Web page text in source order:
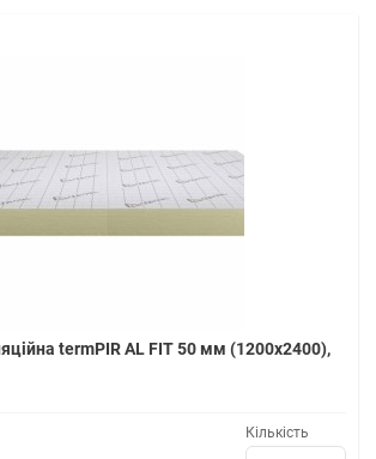
termPIR AL FIT 50 мм (1200х2400),
Кількість